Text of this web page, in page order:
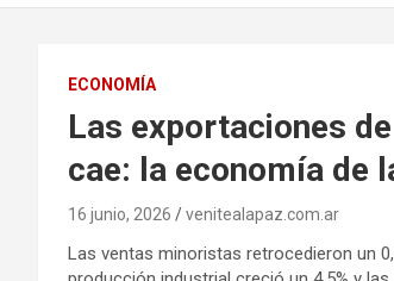
ECONOMÍA
Las exportaciones
cae: la economía de
16 junio, 2026 venitealapaz.com.ar
Las ventas minoristas retrocedieron un